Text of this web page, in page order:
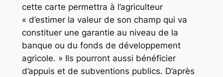
cette carte permettra à l’agriculteur
« d’estimer la valeur de son champ qui va
constituer une garantie au niveau de la
banque ou du fonds de développement
agricole. » Ils pourront aussi bénéficier
d’appuis et de subventions publics. D’après